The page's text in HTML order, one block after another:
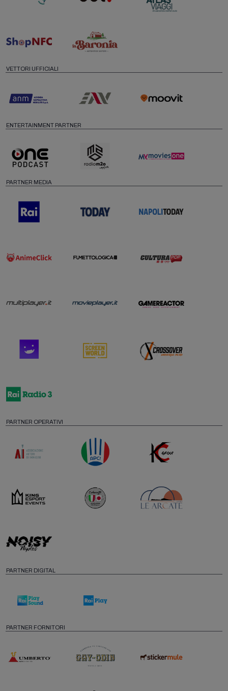
VETTORI UFFICIALI
ENTERTAINMENT PARTNER
PARTNER MEDIA
PARTNER OPERATIVI
PARTNER DIGITAL
PARTNER FORNITORI